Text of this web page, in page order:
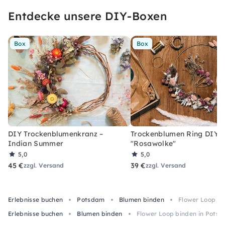
Entdecke unsere DIY-Boxen
Box
DIY Trockenblumenkranz –
Indian Summer
5,0
45 €zzgl. Versand
Box
Trockenblumen Ring DIY-
"Rosawolke"
5,0
39 €zzgl. Versand
Erlebnisse buchen Potsdam Blumen binden
Flower Loop
Erlebnisse buchen
Blumen binden Flower Loop binden in